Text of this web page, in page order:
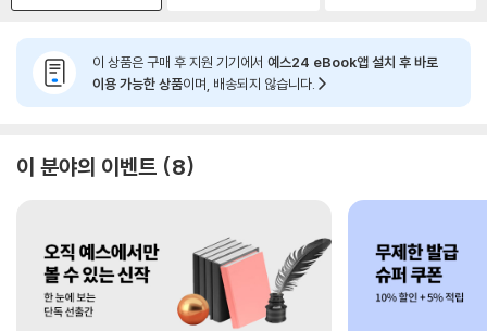
이 상품은 구매 후 지원 기기에서 예스24 eBook앱 설치 후 바로
이용 가능한 상품이며, 배송되지 않습니다.
이 분야의 이벤트 8